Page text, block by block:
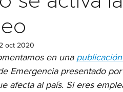
oct 2020
en una
Emergencia presentado
afecta al país. Si eres